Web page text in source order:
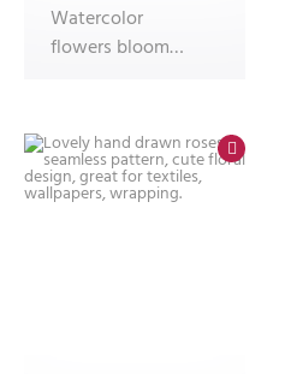
Watercolor
flowers bloom